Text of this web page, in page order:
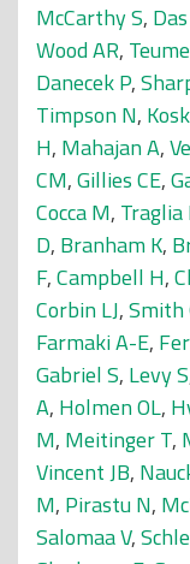
McCarthy S,
Wood AR,
Danecek P,
Timpson N,
H, Mahajan A,
CM,Gillies CE,
Cocca M, Traglia
D, Branham K,
F,Campbell H,
Corbin LJ,Smith
Farmaki A-E,
Gabriel S, Levy S
A, Holmen OL,
M, Meitinger T,
Vincent JB,
M, Pirastu N,
Salomaa V,